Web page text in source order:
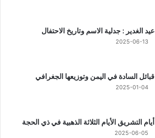
عيد الغدير : جدلية الاسم وتاريخ الاحتفال
2025-06-13
قبائل السادة في اليمن وتوزيعها الجغرافي
2025-01-04
أيام التشريق الأيام الثلاثة الذهبية في ذي الحجة
2025-06-05